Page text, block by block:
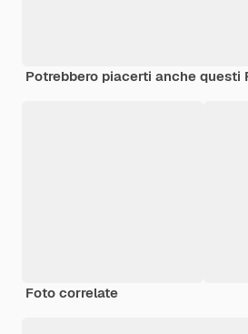
Potrebbero piacerti anche questi
Foto correlate